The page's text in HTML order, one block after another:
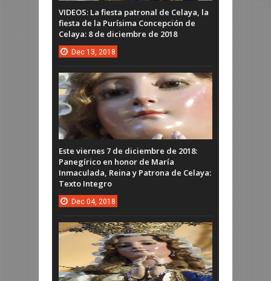
VIDEOS: La fiesta patronal de Celaya, la
fiesta de la Purísima Concepción de
Celaya: 8 de diciembre de 2018
Dec 13, 2018
Este viernes 7 de diciembre de 2018:
Panegírico en honor de María
Inmaculada, Reina y Patrona de Celaya:
Texto Integro
Dec 04, 2018